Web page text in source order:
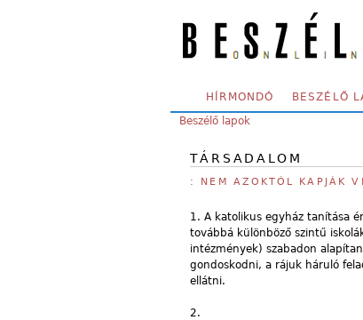
SECONDARY MENU
HÍRMONDÓ BESZÉLŐ
YOU ARE HERE:
Beszélő lapok
TÁRSADALOM
: NEM AZOKTÓL KAPJÁK
1. A katolikus egyház tanítása
továbbá különböző szintű
intézmények) szabadon
gondoskodni, a rájuk háruló
ellátni.
2.